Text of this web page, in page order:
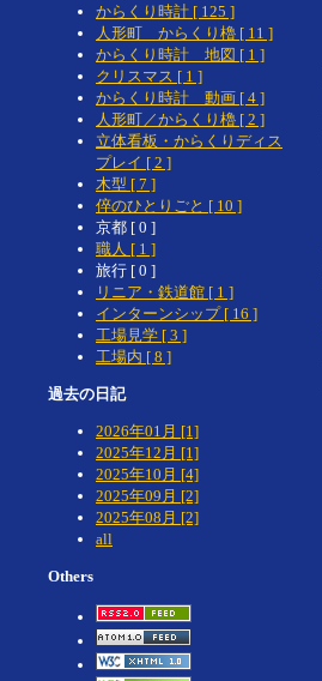
からくり時計 [ 125 ]
人形町 からくり櫓 [ 11 ]
からくり時計 地図 [ 1 ]
クリスマス [ 1 ]
からくり時計 動画 [ 4 ]
人形町／からくり櫓 [ 2 ]
立体看板・からくりディス
プレイ [ 2 ]
木型 [ 7 ]
倅のひとりごと [ 10 ]
京都 [ 0 ]
職人 [ 1 ]
旅行 [ 0 ]
リニア・鉄道館 [ 1 ]
インターンシップ [ 16 ]
工場見学 [ 3 ]
工場内 [ 8 ]
過去の日記
2026年01月 [1]
2025年12月 [1]
2025年10月 [4]
2025年09月 [2]
2025年08月 [2]
all
Others